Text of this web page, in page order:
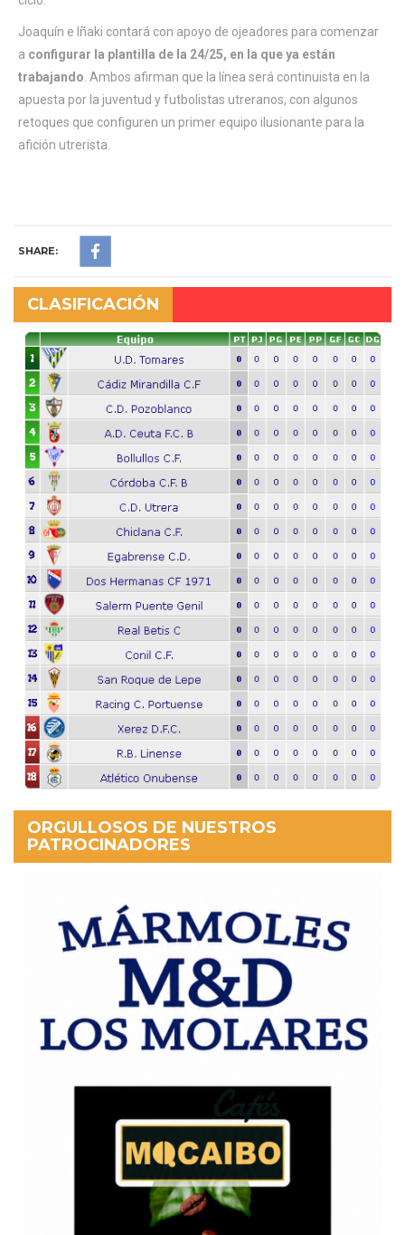
Joaquín e Iñaki contará con apoyo de ojeadores para comenzar
a configurar la plantilla de la 24/25, en la que ya están
trabajando. Ambos afirman que la línea será continuista en la
apuesta por la juventud y futbolistas utreranos, con algunos
retoques que configuren un primer equipo ilusionante para la
afición utrerista.
SHARE:
CLASIFICACIÓN
ORGULLOSOS DE NUESTROS
PATROCINADORES